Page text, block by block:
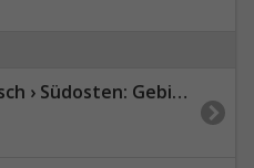
Gebidum - Glishorn - Monte Leone